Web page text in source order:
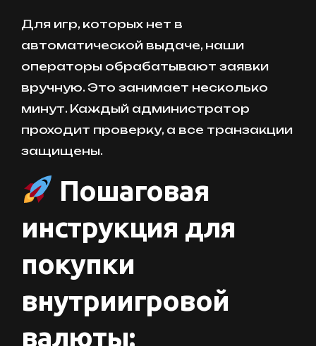
Для игр, которых нет в
автоматической выдаче, наши
операторы обрабатывают заявки
вручную. Это занимает несколько
минут. Каждый администратор
проходит проверку, а все транзакции
защищены.
Пошаговая
инструкция для
покупки
внутриигровой
валюты: